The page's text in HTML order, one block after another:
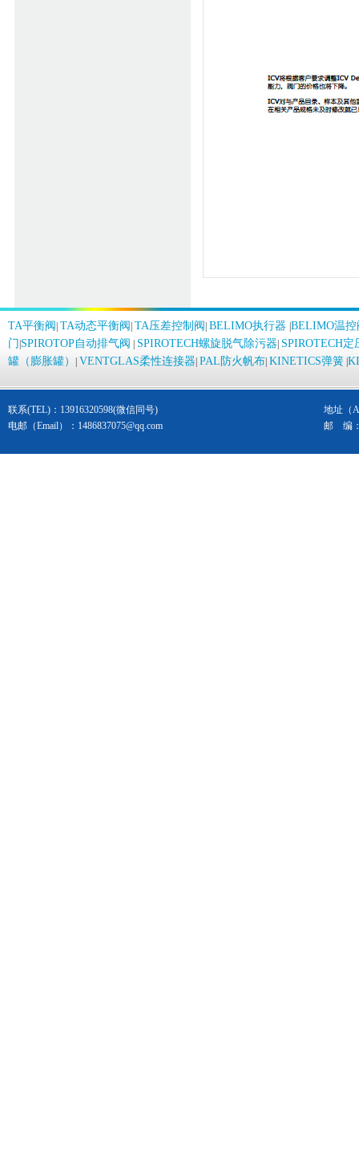
TA平衡阀 TA动态平衡阀 TA压差控制阀 BELIMO执行器 BELIMO温控
门 SPIROTOP自动排气阀 SPIROTECH螺旋脱气除污器 SPIROTECH
罐（膨胀罐）
VENTGLAS柔性连接器 PAL防火帆布 KINETICS弹簧
联系(TEL)：13916320598(微信同号)
电邮（Email）： 1486837075@qq.com
地址（
邮 编